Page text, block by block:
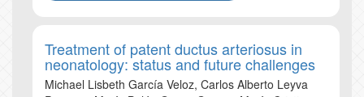
Treatment of patent ductus arteriosus in
neonatology: status and future challenges
Michael Lisbeth García Veloz, Carlos Alberto Leyva